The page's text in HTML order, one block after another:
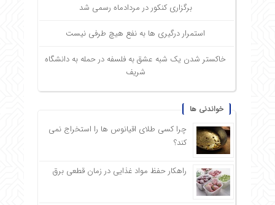
برگزاری کنکور در مردادماه رسمی شد
استمرار درگیری ها به نفع هیچ طرفی نیست
خاکستر شدن یک شبه عشق به فلسفه در حمله به دانشگاه
شریف
خواندنی ها
چرا کسی طلای اقیانوس ها را استخراج نمی
کند؟
راهکار حفظ مواد غذایی در زمان قطعی برق